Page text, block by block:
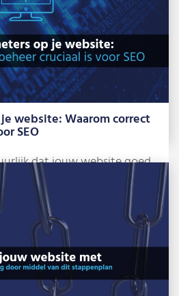
website: Waarom correct
SEO
dat jouw website goed
wist […]
Lees meer »